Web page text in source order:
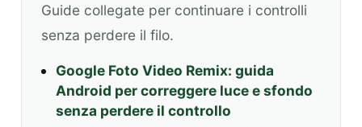
Guide collegate per continuare i controlli
senza perdere il filo.
Google Foto Video Remix: guida
Android per correggere luce e sfondo
senza perdere il controllo